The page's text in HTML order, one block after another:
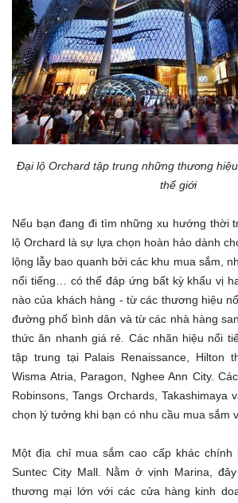
Đại lộ Orchard tập trung những thương
thế giới
Nếu bạn đang đi tìm những xu hướng thời
lộ Orchard là sự lựa chọn hoàn hảo dành
lộng lẫy bao quanh bởi các khu mua sắm,
nổi tiếng… có thể đáp ứng bất kỳ khẩu vị
nào của khách hàng - từ các thương hiệu
đường phố bình dân và từ các nhà hàng
thức ăn nhanh giá rẻ. Các nhãn hiệu nổi
tập trung tại Palais Renaissance, Hilton
Wisma Atria, Paragon, Nghee Ann City.
Robinsons, Tangs Orchards, Takashimaya
chọn lý tưởng khi bạn có nhu cầu mua sắm
Một địa chỉ mua sắm cao cấp khác chính
Suntec City Mall. Nằm ở vịnh Marina,
thương mại lớn với các cửa hàng kinh